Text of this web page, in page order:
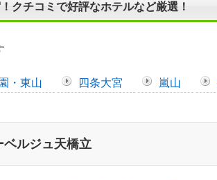
クチコミで好評なホテルなど厳選！
・東山 四条大宮 嵐山
ルジュ天橋立